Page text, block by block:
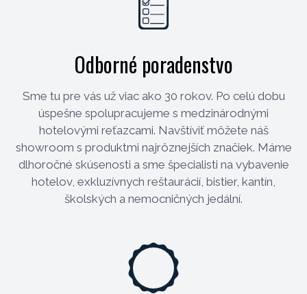
Odborné poradenstvo
Sme tu pre vás už viac ako 30 rokov. Po celú dobu
úspešne spolupracujeme s medzinárodnými
hotelovými reťazcami. Navštíviť môžete náš
showroom s produktmi najrôznejších značiek. Máme
dlhoročné skúsenosti a sme špecialisti na vybavenie
hotelov, exkluzívnych reštaurácií, bistier, kantín,
školských a nemocničných jedální.